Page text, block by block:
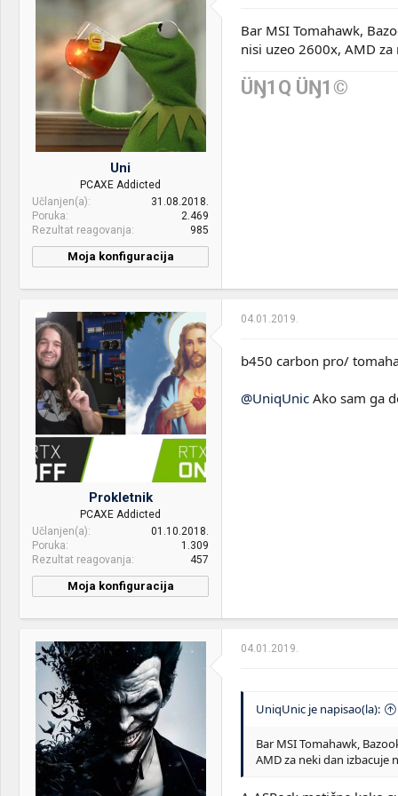
Uni
PCAXE Addicted
Učlanjen(a)
31.08.2018.
Poruka
2.469
Rezultat reagovanja
985
Moja konfiguracija
Name:
5300U/8GB/256GB EVO
Mice &
keyboard:
Bloody V7M & Stock
Thinkpad X250 Keyboard
OS & Browser:
Windows 10 + Microsoft
Edge | ArcoLinux + i3 +
Mozilla Firefox Quantum
Bar MSI Tomahawk,
nisi uzeo 2600x, AMD
ÜŊ1Q ÜŊ1©
Prokletnik
PCAXE Addicted
Učlanjen(a)
01.10.2018.
Poruka
1.309
Rezultat reagovanja
457
Moja konfiguracija
U12S
Motherboard:
MSI B450 Gaming Carbon
Pro AC
RAM:
Corsair Vengeance RGB
PRO (2 x 8GB) 3200MHz
CL15
VGA & cooler:
ROG STRIX-GTX1080-A8G-
GAMING
04.01.2019.
b450 carbon pro/
@UniqUnic Ako sam ga
04.01.2019.
UniqUnic je napisao(la):
Bar MSI Tomahawk,
AMD za neki dan izbacuje